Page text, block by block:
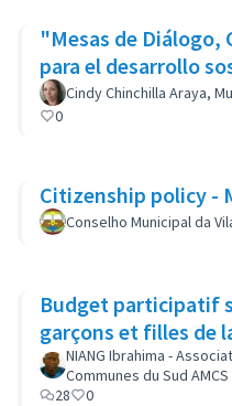
"Mesas de Diálogo,
para el desarrollo
Cindy Chinchilla Araya,
0
Citizenship policy -
Conselho Municipal da
Budget participatif
garçons et filles de
NIANG Ibrahima -
Communes du Sud AMCS
28
0